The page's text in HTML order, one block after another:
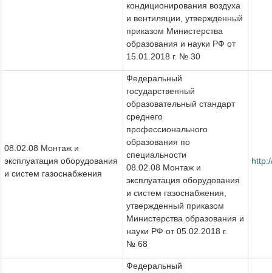
кондиционирования воздуха
и вентиляции, утвержденный
приказом Министерства
образования и науки РФ от
15.01.2018 г. № 30
08.02.08 Монтаж и
эксплуатация оборудования
и систем газоснабжения
Федеральный
государственный
образовательный стандарт
среднего
профессионального
образования по
специальности
08.02.08 Монтаж и
эксплуатация оборудования
и систем газоснабжения,
утвержденный приказом
Министерства образования и
науки РФ от 05.02.2018 г.
№ 68
Федеральный